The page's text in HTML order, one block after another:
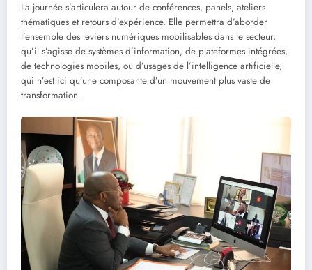
La journée s’articulera autour de conférences, panels, ateliers
thématiques et retours d’expérience. Elle permettra d’aborder
l’ensemble des leviers numériques mobilisables dans le secteur,
qu’il s’agisse de systèmes d’information, de plateformes intégrées,
de technologies mobiles, ou d’usages de l’intelligence artificielle,
qui n’est ici qu’une composante d’un mouvement plus vaste de
transformation.